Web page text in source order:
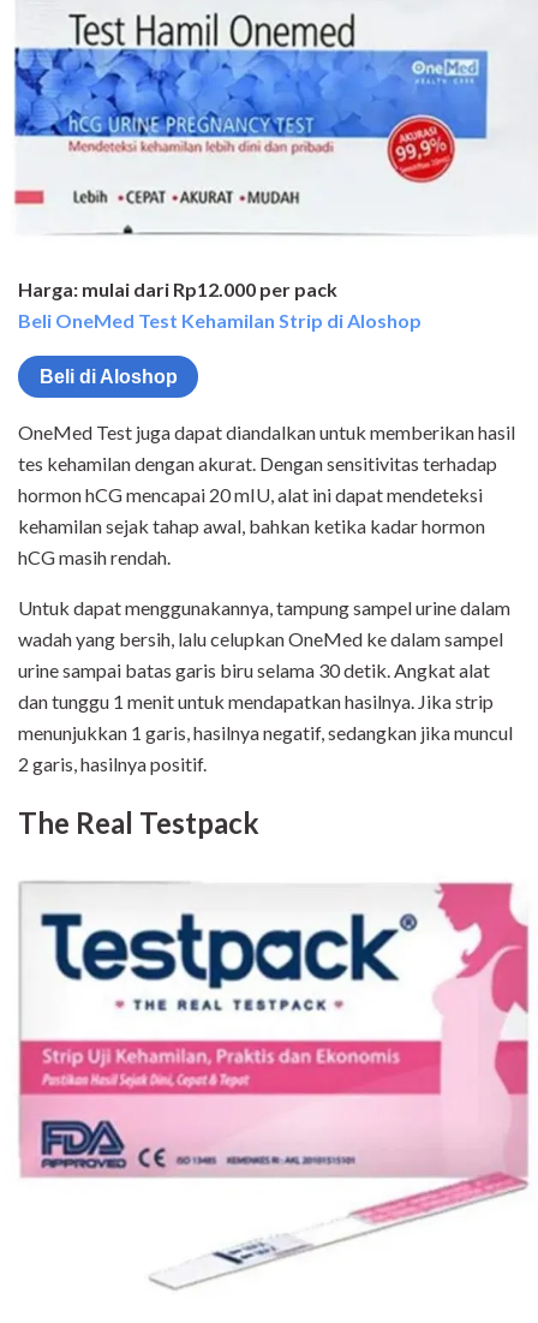
Harga: mulai dari Rp12.000 per pack
Beli OneMed Test Kehamilan Strip di Aloshop
Beli di Aloshop
OneMed Test juga dapat diandalkan untuk memberikan hasil
tes kehamilan dengan akurat. Dengan sensitivitas terhadap
hormon hCG mencapai 20 mIU, alat ini dapat mendeteksi
kehamilan sejak tahap awal, bahkan ketika kadar hormon
hCG masih rendah.
Untuk dapat menggunakannya, tampung sampel urine dalam
wadah yang bersih, lalu celupkan OneMed ke dalam sampel
urine sampai batas garis biru selama 30 detik. Angkat alat
dan tunggu 1 menit untuk mendapatkan hasilnya. Jika strip
menunjukkan 1 garis, hasilnya negatif, sedangkan jika muncul
2 garis, hasilnya positif.
The Real Testpack